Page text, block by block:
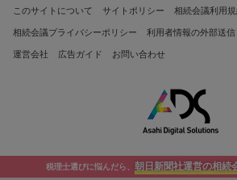
税理士選びに悩んだら、 朝日新聞社運営の相続
このサイトについて サイトポリシー 相続会議利用規
相続会議プライバシーポリシー 利用者情報の外部送信
運営会社 広告ガイド お問い合わせ
Copyright© The Asahi Shimbun Company. All